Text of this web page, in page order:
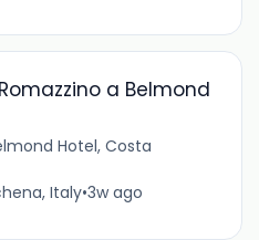
a Belmond
Hotel, Costa
Italy•3w ago